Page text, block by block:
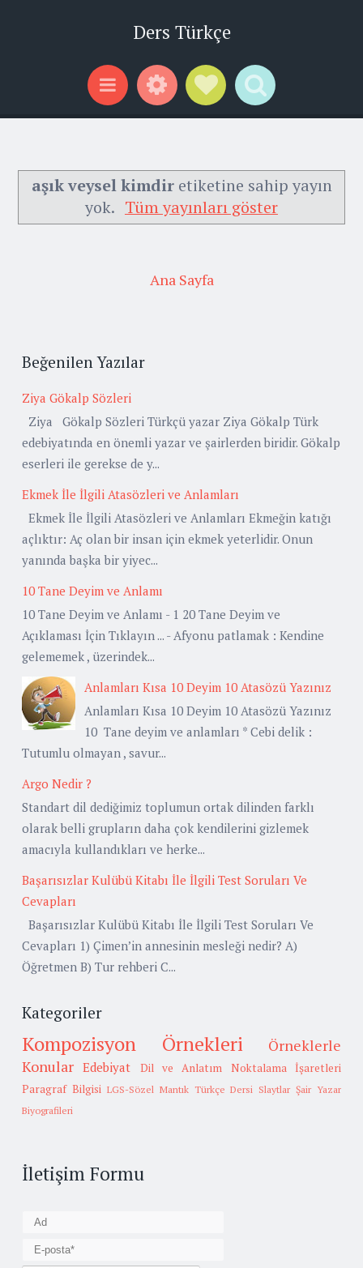
Ders Türkçe
Menu WidgetsSocial Links
Search
aşık veysel kimdiretiketine sahip yayın
yok. Tüm yayınları göster
Ana Sayfa
Beğenilen Yazılar
Ziya Gökalp Sözleri
Ziya Gökalp Sözleri Türkçü yazar Ziya Gökalp Türk
edebiyatında en önemli yazar ve şairlerden biridir. Gökalp
eserleri ile gerekse de y...
Ekmek İle İlgili Atasözleri ve Anlamları
Ekmek İle İlgili Atasözleri ve Anlamları Ekmeğin katığı
açlıktır: Aç olan bir insan için ekmek yeterlidir. Onun
yanında başka bir yiyec...
10 Tane Deyim ve Anlamı
10 Tane Deyim ve Anlamı - 1 20 Tane Deyim ve
Açıklaması İçin Tıklayın ... - Afyonu patlamak : Kendine
gelememek , üzerindek...
Anlamları Kısa 10 Deyim 10 Atasözü Yazınız
Anlamları Kısa 10 Deyim 10 Atasözü Yazınız
10 Tane deyim ve anlamları * Cebi delik :
Tutumlu olmayan , savur...
Argo Nedir ?
Standart dil dediğimiz toplumun ortak dilinden farklı
olarak belli grupların daha çok kendilerini gizlemek
amacıyla kullandıkları ve herke...
Başarısızlar Kulübü Kitabı İle İlgili Test Soruları Ve
Cevapları
Başarısızlar Kulübü Kitabı İle İlgili Test Soruları Ve
Cevapları 1) Çimen’in annesinin mesleği nedir? A)
Öğretmen B) Tur rehberi C...
Kategoriler
Kompozisyon Örnekleri
Örneklerle
Konular Edebiyat Dil ve Anlatım
Noktalama İşaretleri
Paragraf Bilgisi LGS-Sözel Mantık Türkçe Dersi Slaytlar Şair Yazar
Biyografileri
İletişim Formu